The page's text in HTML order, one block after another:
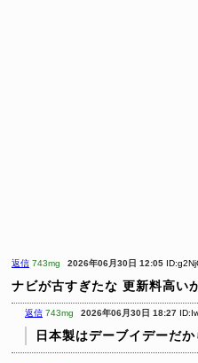
返信 743mg 2026年06月30日 12:05
ナビが古すぎたな 更新料高い
返信 743mg 2026年06月30日 18:27
日本製はデーブイデーだ